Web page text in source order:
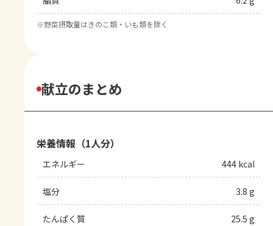
※野菜摂取量はきのこ類・いも類を除く
献立のまとめ
栄養情報（1人分）
エネルギー 444 kcal
塩分 3.8 g
たんぱく質 25.5 g